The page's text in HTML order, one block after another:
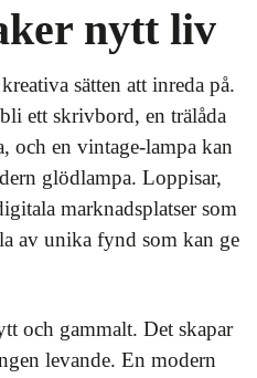
nytt liv
sätten att inreda på.
ett skrivbord, en trälåda
och en vintage-lampa kan
glödlampa. Loppisar,
marknadsplatser som
av unika fynd som kan ge
och gammalt. Det skapar
levande. En modern